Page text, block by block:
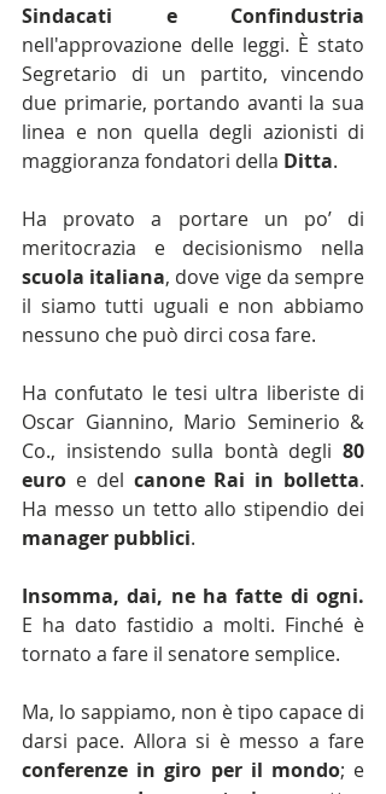
Sindacati e Confindustria
nell'approvazione delle leggi. È stato
Segretario di un partito, vincendo
due primarie, portando avanti la sua
linea e non quella degli azionisti di
maggioranza fondatori della Ditta.
Ha provato a portare un po’ di
scuola italiana, dove vige da sempre
il siamo tutti uguali e non abbiamo
nessuno che può dirci cosa fare.
Ha confutato le tesi ultra liberiste di
Oscar Giannino, Mario Seminerio &
Co., insistendo sulla bontà degli 80
euro e del canone Rai in bolletta.
manager pubblici.
Insomma, dai, ne ha fatte di ogni.
E ha dato fastidio a molti. Finché è
tornato a fare il senatore semplice.
Ma, lo sappiamo, non è tipo capace di
conferenze in giro per il mondo; e